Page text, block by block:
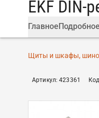
EKF DIN-
Главное
Щиты и шкафы,
Артикул:423361